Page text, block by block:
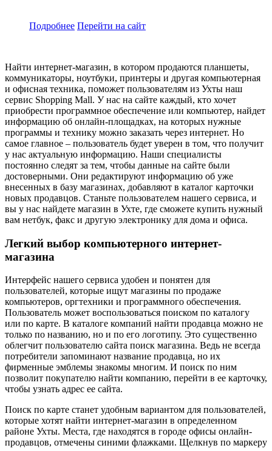
Подробнее Перейти на сайт
Найти интернет-магазин, в котором продаются планшеты,
коммуникаторы, ноутбуки, принтеры и другая компьютерная
и офисная техника, поможет пользователям из Ухты наш
сервис Shopping Mall. У нас на сайте каждый, кто хочет
приобрести программное обеспечение или компьютер, найдет
информацию об онлайн-площадках, на которых нужные
программы и технику можно заказать через интернет. Но
самое главное – пользователь будет уверен в том, что получит
у нас актуальную информацию. Наши специалисты
постоянно следят за тем, чтобы данные на сайте были
достоверными. Они редактируют информацию об уже
внесенных в базу магазинах, добавляют в каталог карточки
новых продавцов. Станьте пользователем нашего сервиса, и
вы у нас найдете магазин в Ухте, где сможете купить нужный
вам нетбук, факс и другую электронику для дома и офиса.
Легкий выбор компьютерного интернет-
магазина
Интерфейс нашего сервиса удобен и понятен для
пользователей, которые ищут магазины по продаже
компьютеров, оргтехники и программного обеспечения.
Пользователь может воспользоваться поиском по каталогу
или по карте. В каталоге компаний найти продавца можно не
только по названию, но и по его логотипу. Это существенно
облегчит пользователю сайта поиск магазина. Ведь не всегда
потребители запоминают название продавца, но их
фирменные эмблемы знакомы многим. И поиск по ним
позволит покупателю найти компанию, перейти в ее карточку,
чтобы узнать адрес ее сайта.
Поиск по карте станет удобным вариантом для пользователей,
которые хотят найти интернет-магазин в определенном
районе Ухты. Места, где находятся в городе офисы онлайн-
продавцов, отмечены синими флажками. Щелкнув по маркеру